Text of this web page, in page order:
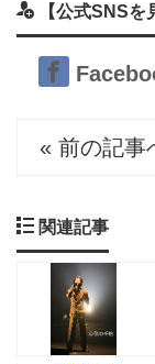
【公式SNSを
« 前の記事
関連記事